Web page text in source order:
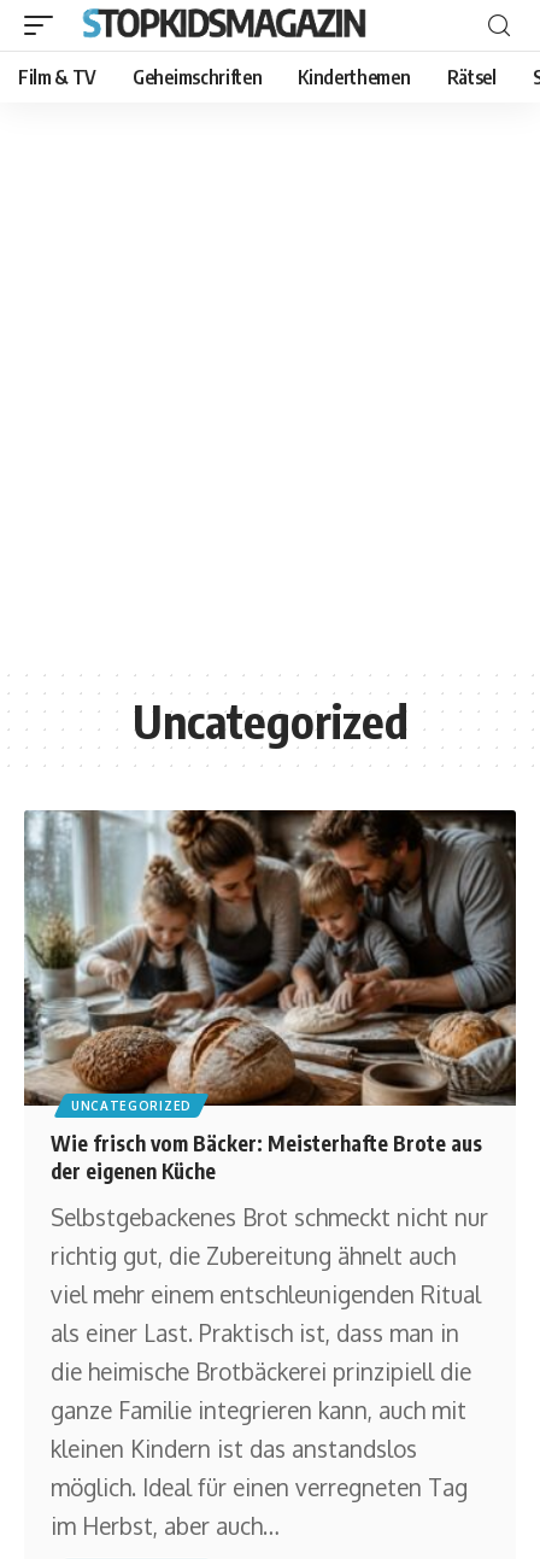
Film & TV Geheimschriften Kinderthemen Rätsel
Uncategorized
UNCATEGORIZED
Wie frisch vom Bäcker: Meisterhafte Brote aus
der eigenen Küche
Selbstgebackenes Brot schmeckt nicht nur
richtig gut, die Zubereitung ähnelt auch
viel mehr einem entschleunigenden Ritual
als einer Last. Praktisch ist, dass man in
die heimische Brotbäckerei prinzipiell die
ganze Familie integrieren kann, auch mit
kleinen Kindern ist das anstandslos
möglich. Ideal für einen verregneten Tag
im Herbst, aber auch…